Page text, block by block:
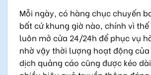
Mỗi ngày, có hàng chục chuyến
bất cứ khung giờ nào, chính vì
luôn mở cửa 24/24h để phục vụ
nhờ vậy thời lượng hoạt động
dịch quảng cáo cũng được kéo